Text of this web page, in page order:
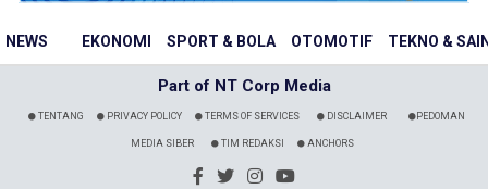
NEWS EKONOMI SPORT & BOLA OTOMOTIF TEKNO &
Part of NT Corp Media
TENTANG PRIVACY POLICY TERMS OF SERVICES DISCLAIMER PEDOMAN
MEDIA SIBER TIM REDAKSI ANCHORS